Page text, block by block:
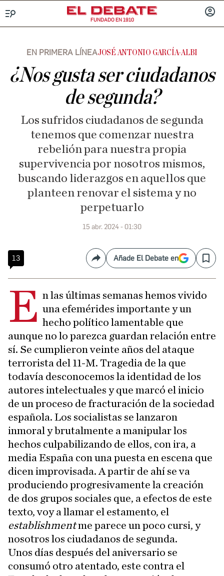
FUNDADO EN 1910
EN PRIMERA LÍNEAJOSÉ ANTONIO GARCÍA-ALBI
¿Nos gusta ser ciudadanos
de segunda?
Los sufridos ciudadanos de segunda
tenemos que comenzar nuestra
rebelión para nuestra propia
supervivencia por nosotros mismos,
buscando liderazgos en aquellos que
planteen renovar el sistema y no
perpetuarlo
15 abr. 2024 - 01:30
13 CompartirAñade El Debate en Save
E n las últimas semanas hemos vivido
una efemérides importante y un
hecho político lamentable que
aunque no lo parezca guardan relación entre
sí. Se cumplieron veinte años del ataque
terrorista del 11-M. Tragedia de la que
todavía desconocemos la identidad de los
autores intelectuales y que marcó el inicio
de un proceso de fracturación de la sociedad
española. Los socialistas se lanzaron
inmoral y brutalmente a manipular los
hechos culpabilizando de ellos, con ira, a
media España con una puesta en escena que
dicen improvisada. A partir de ahí se va
produciendo progresivamente la creación
de dos grupos sociales que, a efectos de este
texto, voy a llamar el estamento, el
establishmentme parece un poco cursi, y
nosotros los ciudadanos de segunda.
Unos días después del aniversario se
consumó otro atentado, este contra el